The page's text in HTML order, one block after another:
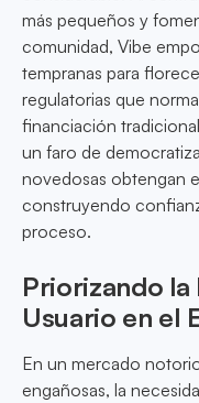
más pequeños y
comunidad, Vibe
tempranas para
regulatorias que
financiación
un faro de
novedosas obtengan
construyendo
proceso.
Priorizando
Usuario en el
En un mercado
engañosas, la